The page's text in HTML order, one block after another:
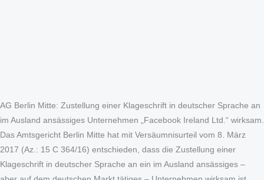
AG Berlin Mitte: Zustellung einer Klageschrift in deutscher Sprache an
im Ausland ansässiges Unternehmen „Facebook Ireland Ltd.“ wirksam.
Das Amtsgericht Berlin Mitte hat mit Versäumnisurteil vom 8. März
2017 (Az.: 15 C 364/16) entschieden, dass die Zustellung einer
Klageschrift in deutscher Sprache an ein im Ausland ansässiges –